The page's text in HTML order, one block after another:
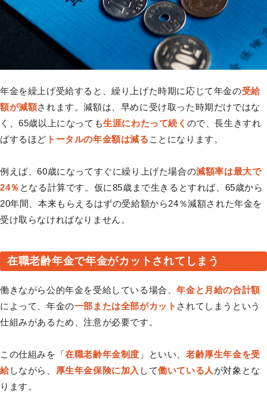
年金を繰上げ受給すると、繰り上げた時期に応じて年金の受給
額が減額されます。減額は、早めに受け取った時期だけではな
く、65歳以上になっても生涯にわたって続く ので、長生きすれ
ばするほど トータルの年金額は減る ことになります。
例えば、60歳になってすぐに繰り上げた場合の減額率は最大で
24％ となる計算です。仮に85歳まで生きるとすれば、65歳から
20年間、本来もらえるはずの受給額から24％減額された年金を
受け取らなければなりません。
在職老齢年金で年金がカットされてしまう
働きながら公的年金を受給している場合、年金と月給の合計額
によって、年金の一部または全部がカット されてしまうという
仕組みがあるため、注意が必要です。
この仕組みを「在職老齢年金制度 」といい、老齢厚生年金を受
給しながら、 厚生年金保険に加入 して働いている人 が対象とな
ります。